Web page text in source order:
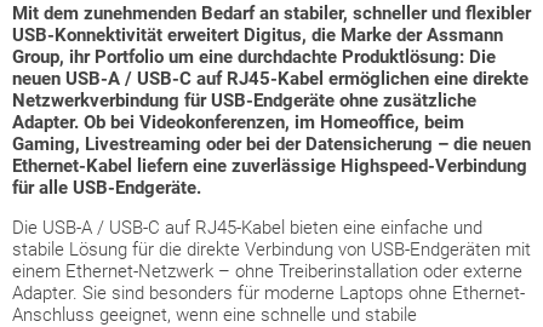
Mit dem zunehmenden Bedarf an stabiler, schneller und flexibler
USB-Konnektivität erweitert Digitus, die Marke der Assmann
Group, ihr Portfolio um eine durchdachte Produktlösung: Die
neuen USB-A / USB-C auf RJ45-Kabel ermöglichen eine direkte
Netzwerkverbindung für USB-Endgeräte ohne zusätzliche
Adapter. Ob bei Videokonferenzen, im Homeoffice, beim
Gaming, Livestreaming oder bei der Datensicherung – die neuen
Ethernet-Kabel liefern eine zuverlässige Highspeed-Verbindung
für alle USB-Endgeräte.
Die USB-A / USB-C auf RJ45-Kabel bieten eine einfache und
stabile Lösung für die direkte Verbindung von USB-Endgeräten mit
einem Ethernet-Netzwerk – ohne Treiberinstallation oder externe
Adapter. Sie sind besonders für moderne Laptops ohne Ethernet-
Anschluss geeignet, wenn eine schnelle und stabile